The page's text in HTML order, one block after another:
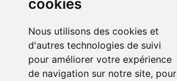
cookies
Nous utilisons des cookies et
d'autres technologies de suivi
pour améliorer votre expérience
de navigation sur notre site, pour